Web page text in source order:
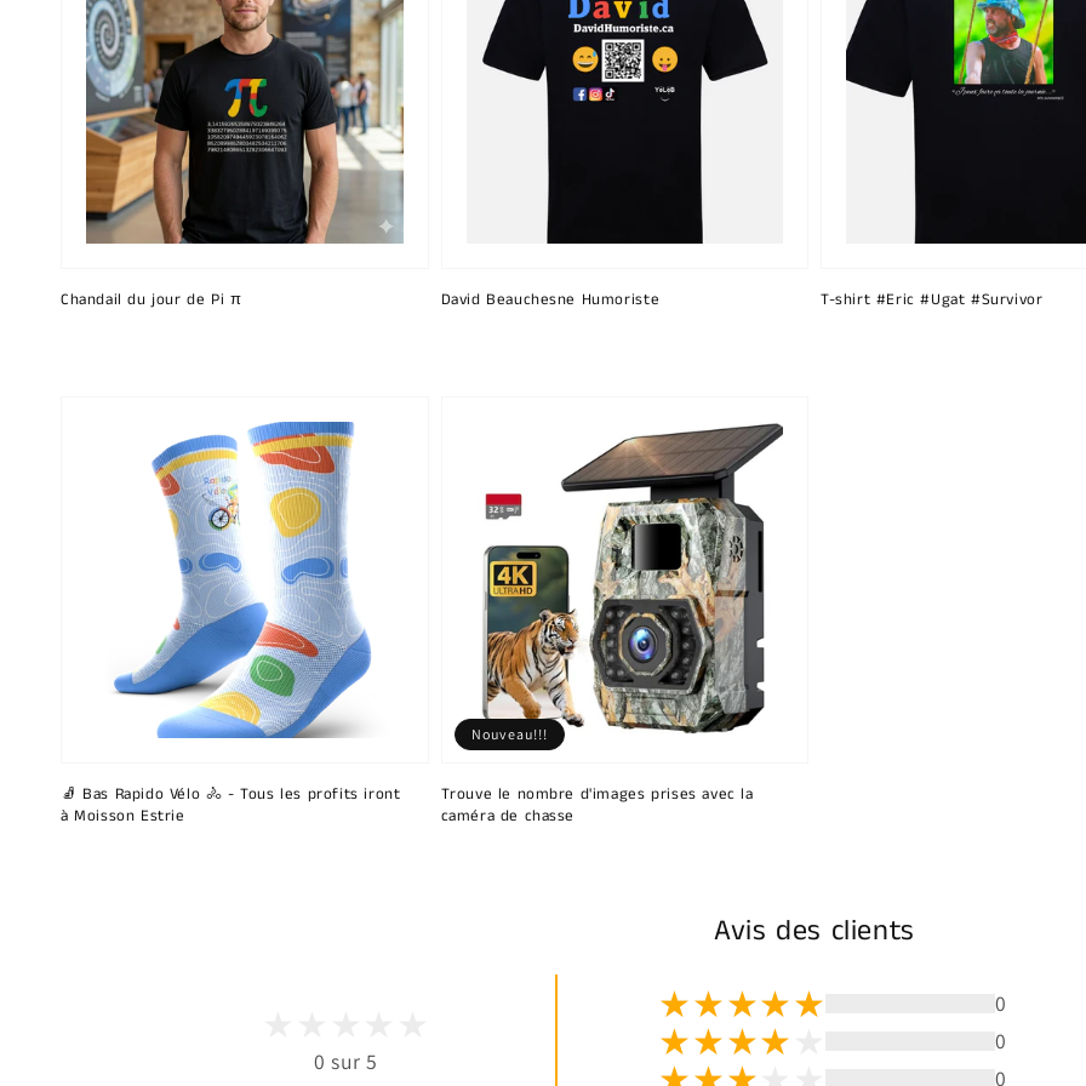
Chandail du jour de Pi π David Beauchesne Humoriste T-shirt #Eric #Ugat #Survivor
🧦 Bas Rapido Vélo 🚴 - Tous les profits iront
à Moisson Estrie
Trouve le nombre d'images prises avec la
caméra de chasse
Nouveau!!!
Avis des clients
0 sur 5
0
0
0